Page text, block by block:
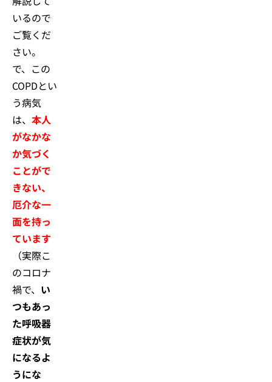
いるので
ご覧くだ
さい。
で、この
COPDとい
う病気
は、 本人
がなかな
か気づく
ことがで
きない、
厄介な一
面を持っ
ています
（実際こ
のコロナ
禍で、 い
つもあっ
た呼吸器
症状が気
になるよ
うにな